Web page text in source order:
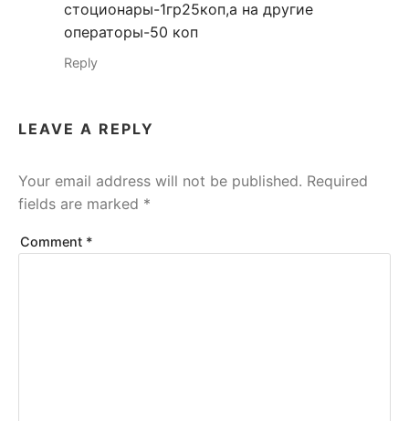
стоционары-1гр25коп,а на другие
операторы-50 коп
Reply
LEAVE A REPLY
Your email address will not be published. Required
fields are marked *
Comment *